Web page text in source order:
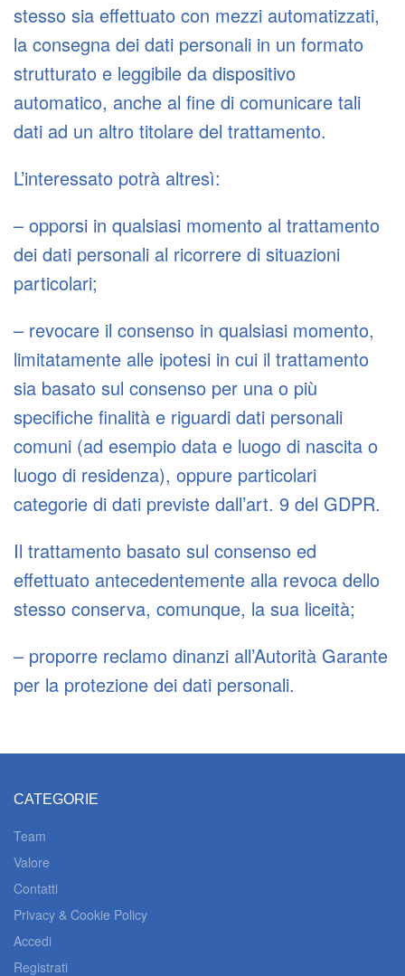
stesso sia effettuato con mezzi automatizzati,
la consegna dei dati personali in un formato
strutturato e leggibile da dispositivo
automatico, anche al fine di comunicare tali
dati ad un altro titolare del trattamento.
L’interessato potrà altresì:
– opporsi in qualsiasi momento al trattamento
dei dati personali al ricorrere di situazioni
particolari;
– revocare il consenso in qualsiasi momento,
limitatamente alle ipotesi in cui il trattamento
sia basato sul consenso per una o più
specifiche finalità e riguardi dati personali
comuni (ad esempio data e luogo di nascita o
luogo di residenza), oppure particolari
categorie di dati previste dall’art. 9 del GDPR.
Il trattamento basato sul consenso ed
effettuato antecedentemente alla revoca dello
stesso conserva, comunque, la sua liceità;
– proporre reclamo dinanzi all’Autorità Garante
per la protezione dei dati personali.
CATEGORIE
Team
Valore
Contatti
Privacy & Cookie Policy
Accedi
Registrati